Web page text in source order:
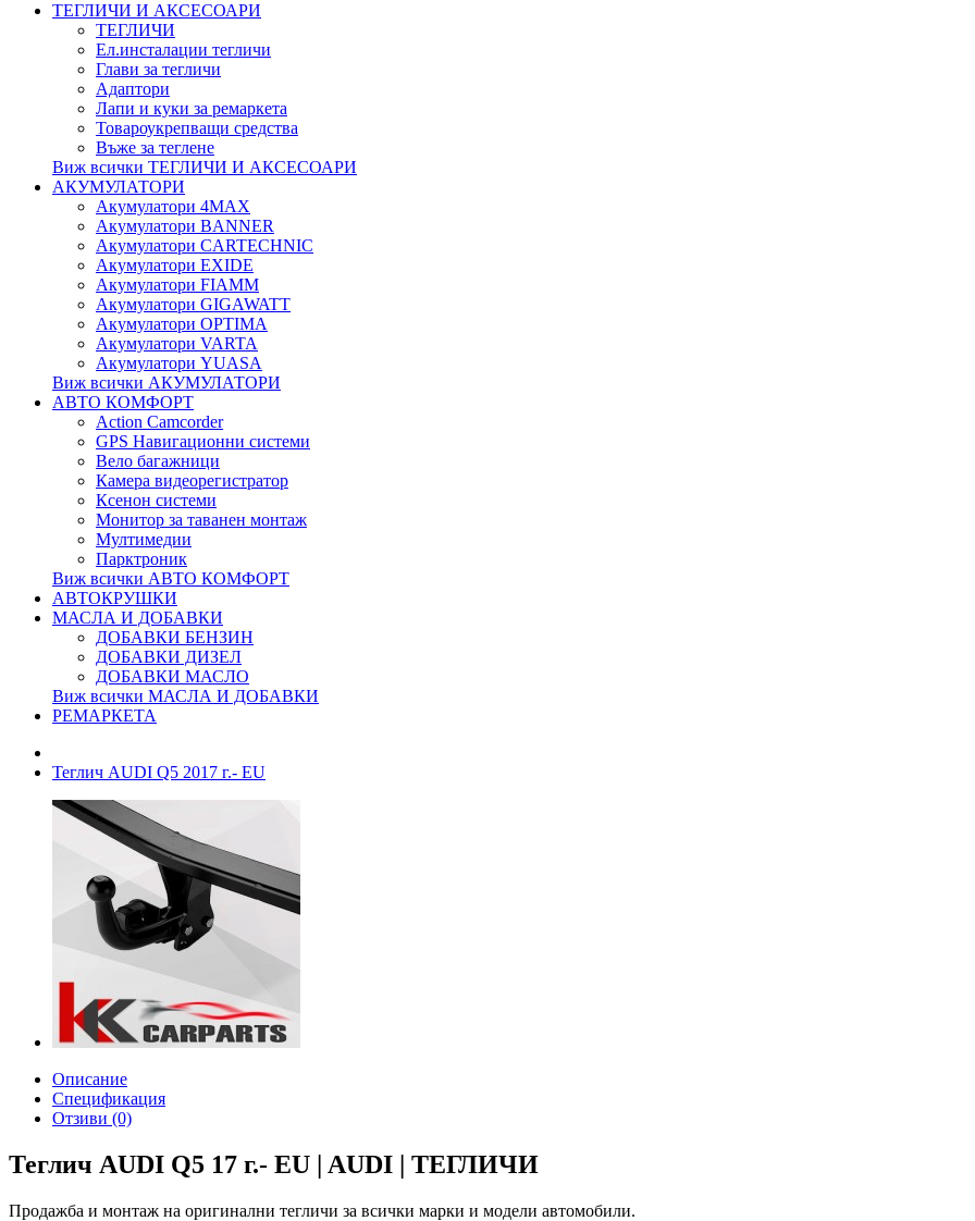
ТЕГЛИЧИ И АКСЕСОАРИ
ТЕГЛИЧИ
Eл.инсталации тегличи
Глави за тегличи
Адаптори
Лапи и куки за ремаркета
Товароукрепващи средства
Въже за теглене
Виж всички ТЕГЛИЧИ И АКСЕСОАРИ
АКУМУЛАТОРИ
Акумулатори 4MAX
Акумулатори BANNER
Акумулатори CARTECHNIC
Акумулатори EXIDE
Акумулатори FIAMM
Акумулатори GIGAWATT
Акумулатори OPTIMA
Акумулатори VARTA
Акумулатори YUASA
Виж всички АКУМУЛАТОРИ
АВТО КОМФОРТ
Action Camcorder
GPS Навигационни системи
Вело багажници
Камера видеорегистратор
Ксенон системи
Монитор за таванен монтаж
Мултимедии
Парктроник
Виж всички АВТО КОМФОРТ
АВТОКРУШКИ
МАСЛА И ДОБАВКИ
ДОБАВКИ БЕНЗИН
ДОБАВКИ ДИЗЕЛ
ДОБАВКИ МАСЛО
Виж всички МАСЛА И ДОБАВКИ
РЕМАРКЕТА
Теглич AUDI Q5 2017 г.- EU
Описание
Спецификация
Отзиви (0)
Теглич AUDI Q5 17 г.- EU | AUDI | ТЕГЛИЧИ
Продажба и монтаж на оригинални тегличи за всички марки и модели автомобили.